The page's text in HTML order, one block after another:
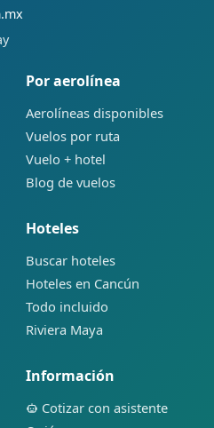
Por aerolínea
Aerolíneas disponibles
Vuelos por ruta
Vuelo + hotel
Blog de vuelos
Hoteles
Buscar hoteles
Hoteles en Cancún
Todo incluido
Riviera Maya
Información
Cotizar con asistente